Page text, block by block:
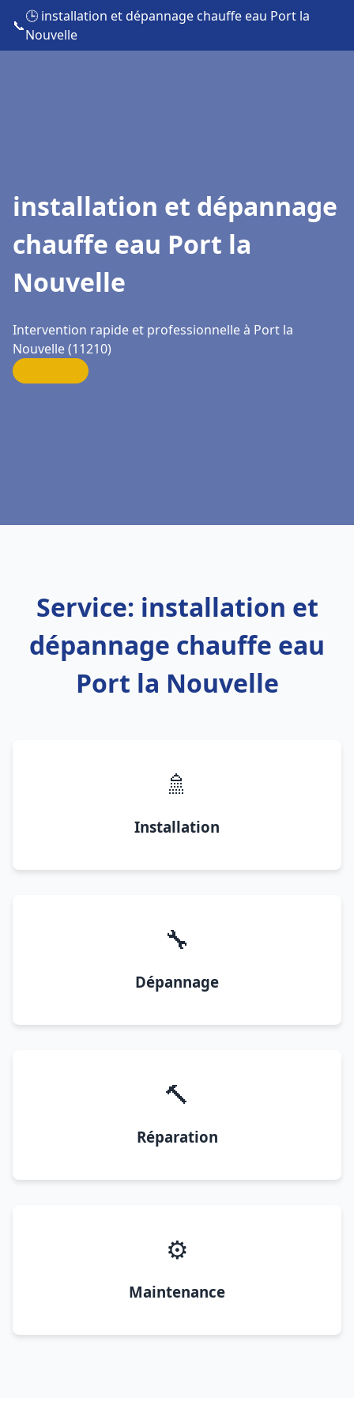
📞
🕒 installation et dépannage chauffe eau Port la
Nouvelle
installation et dépannage
chauffe eau Port la
Nouvelle
Intervention rapide et professionnelle à Port la
Nouvelle (11210)
Service: installation et
dépannage chauffe eau
Port la Nouvelle
🚿
Installation
🔧
Dépannage
🔨
Réparation
⚙️
Maintenance